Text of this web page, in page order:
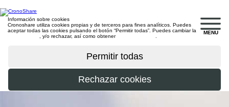
MENU
Información sobre cookies
Cronoshare utiliza cookies propias y de terceros para fines analíticos. Puedes
aceptar todas las cookies pulsando el botón “Permitir todas”. Puedes cambiar la
, y/o rechazar, así como obtener